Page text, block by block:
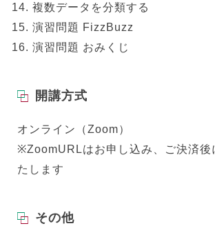
複数データを分類する
演習問題 FizzBuzz
演習問題 おみくじ
開講方式
オンライン（Zoom）
※ZoomURLはお申し込み、ご決済後
たします
その他